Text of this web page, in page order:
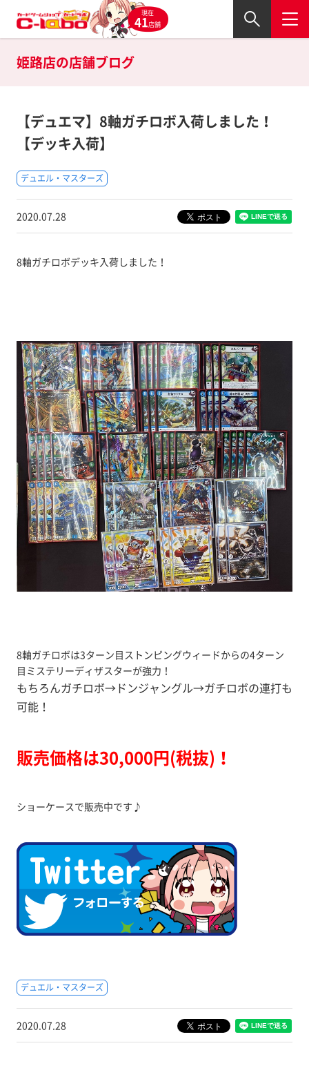
現在
41店舗
姫路店の店舗ブログ
【デュエマ】8軸ガチロボ入荷しました！
【デッキ入荷】
デュエル・マスターズ
2020.07.28
8軸ガチロボデッキ入荷しました！
8軸ガチロボは3ターン目ストンピングウィードからの4ターン
目ミステリーディザスターが強力！
もちろんガチロボ→ドンジャングル→ガチロボの連打も
可能！
販売価格は30,000円(税抜)！
ショーケースで販売中です♪
デュエル・マスターズ
2020.07.28